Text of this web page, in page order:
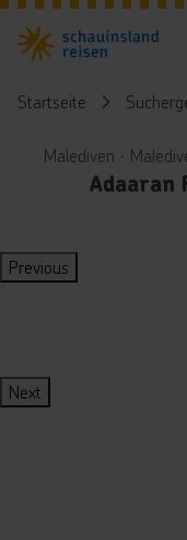
Startseite
Malediven ∙
Adaaran
Previous
Next